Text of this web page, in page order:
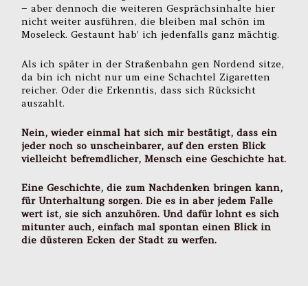
– aber dennoch die weiteren Gesprächsinhalte hier
nicht weiter ausführen, die bleiben mal schön im
Moseleck. Gestaunt hab’ ich jedenfalls ganz mächtig.
Als ich später in der Straßenbahn gen Nordend sitze,
da bin ich nicht nur um eine Schachtel Zigaretten
reicher. Oder die Erkenntis, dass sich Rücksicht
auszahlt.
Nein, wieder einmal hat sich mir bestätigt, dass ein
jeder noch so unscheinbarer, auf den ersten Blick
vielleicht befremdlicher, Mensch eine Geschichte hat.
Eine Geschichte, die zum Nachdenken bringen kann,
für Unterhaltung sorgen. Die es in aber jedem Falle
wert ist, sie sich anzuhören. Und dafür lohnt es sich
mitunter auch, einfach mal spontan einen Blick in
die düsteren Ecken der Stadt zu werfen.